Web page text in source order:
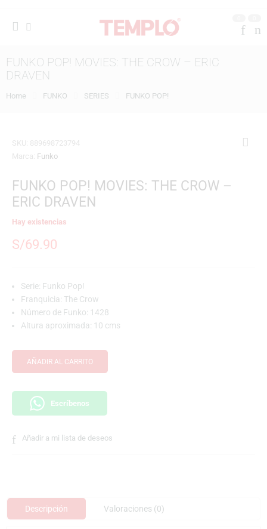
FUNKO POP! MOVIES: THE CROW – ERIC
DRAVEN
Home FUNKO SERIES FUNKO POP!
SKU: 889698723794
Marca: Funko
FUNKO POP! MOVIES: THE CROW –
ERIC DRAVEN
Hay existencias
S/69.90
Serie: Funko Pop!
Franquicia: The Crow
Número de Funko: 1428
Altura aproximada: 10 cms
AÑADIR AL CARRITO
Escríbenos
Añadir a mi lista de deseos
Descripción Valoraciones (0)